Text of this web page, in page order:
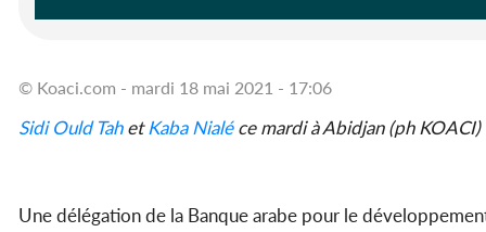
© Koaci.com - mardi 18 mai 2021 - 17:06
Sidi Ould TahetKaba Nialéce mardi à Abidjan (ph KOACI)
Une délégation de la Banque arabe pour le